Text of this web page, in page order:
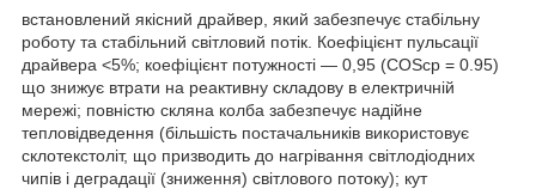
встановлений якісний драйвер, який забезпечує стабільну
роботу та стабільний світловий потік. Коефіцієнт пульсації
драйвера <5%; коефіцієнт потужності — 0,95 (COScp = 0.95)
що знижує втрати на реактивну складову в електричній
мережі; повністю скляна колба забезпечує надійне
тепловідведення (більшість постачальників використовує
склотекстоліт, що призводить до нагрівання світлодіодних
чипів і деградації (зниження) світлового потоку); кут